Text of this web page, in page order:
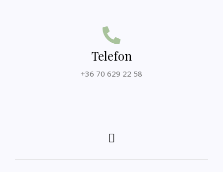
Telefon
+36 70 629 22 58